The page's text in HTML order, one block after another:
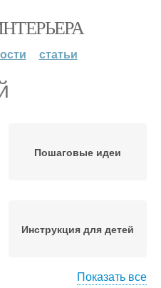
статьи
Пошаговые идеи
Инструкция для детей
Показать все